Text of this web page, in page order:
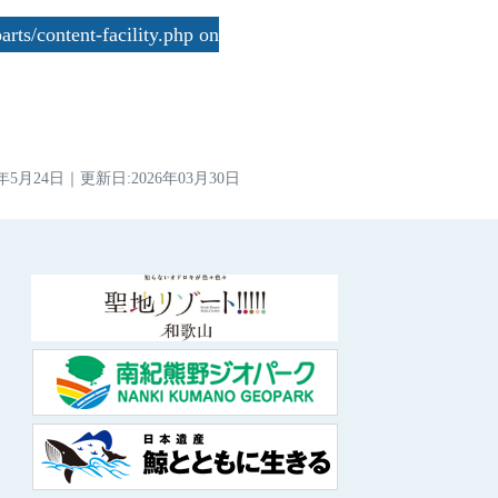
content-facility.php on
5月24日 更新日:2026年03月30日